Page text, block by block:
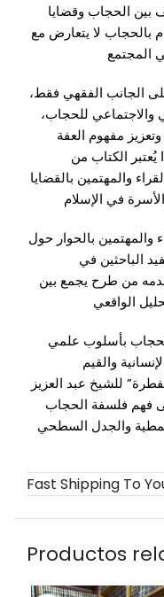
بين الحجاب وقضايا
بالحجاب لا يتعارض مع
المجتمع
الجانب الفقهي فقط،
للحجاب،
مفهوم العفة
يُعتبر الكتاب من
والمهتمين بالقضايا
في الإسلام
والمهتمين بالحوار حول
الباحثين في
من طرح يجمع بين
الواقعي
بأسلوب علمي
والقيم
للشيخ عبد العزيز
فهم فلسفة الحجاب
والجدل السطحي
Fast Shipping To
Productos